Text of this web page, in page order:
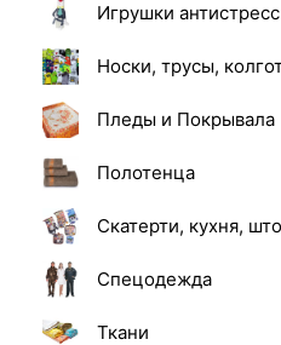
Игрушки антистресс
Носки, трусы,
Пледы и Покрывала
Полотенца
Скатерти, кухня,
Спецодежда
Ткани